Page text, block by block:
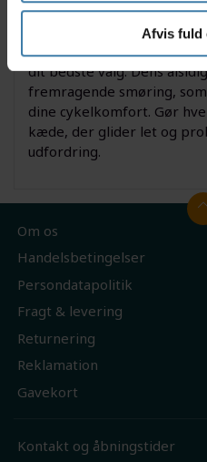
Afvis fuld
Derfor skal du vælge
Hvis du ønsker en
kædevedligeholdelse, er
dit bedste valg. Dens
fremragende smøring,
dine cykelkomfort. Gør
kæde, der glider let og
udfordring.
Om os
Handelsbetingelser
Persondatapolitik
Fragt & levering
Returnering
Reklamation
Gavekort
Kontakt og åbningstider